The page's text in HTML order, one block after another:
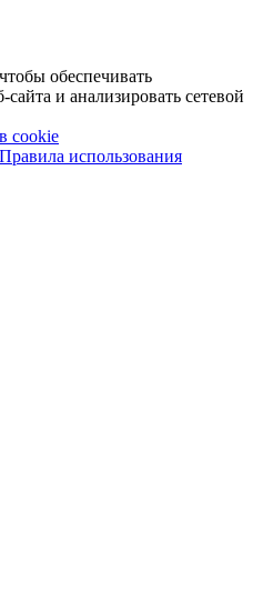
обеспечивать
и анализировать сетевой
cookie
Правила использования